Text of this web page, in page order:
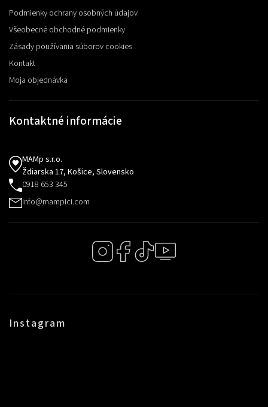
Podmienky ochrany osobných údajov
Všeobecné obchodné podmienky
Zásady používania súborov cookies
Kontakt
Moja objednávka
Kontaktné informácie
MAMp s.r.o.
Ždiarska 17, Košice, Slovensko
0918 653 345
info@mampici.com
Instagram